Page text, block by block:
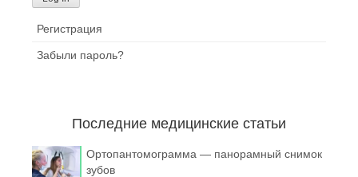
Регистрация
Забыли пароль?
Последние медицинские статьи
Ортопантомограмма — панорамный снимок
зубов